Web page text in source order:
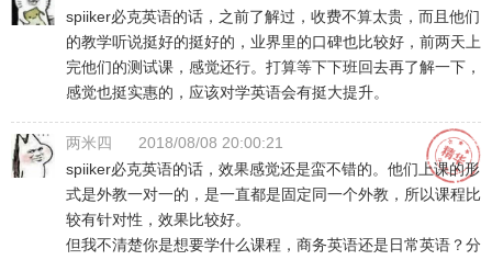
spiiker必克英语的话，之前了解过，收费不算太贵，而且他们
的教学听说挺好的挺好的，业界里的口碑也比较好，前两天上
完他们的测试课，感觉还行。打算等下下班回去再了解一下，
感觉也挺实惠的，应该对学英语会有挺大提升。
两米四
2018/08/08 20:00:21
spiiker必克英语的话，效果感觉还是蛮不错的。他们上课的形
式是外教一对一的，是一直都是固定同一个外教，所以课程比
较有针对性，效果比较好。
但我不清楚你是想要学什么课程，商务英语还是日常英语？分